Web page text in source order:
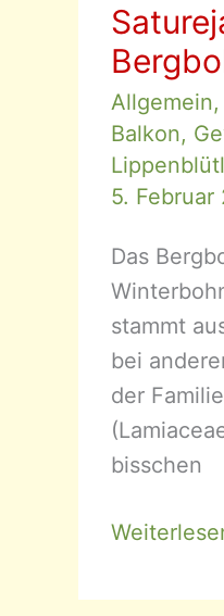
Allgemein,
Balkon,
5. Februar
Das
stammt
bei
der
bisschen
Satureja
–